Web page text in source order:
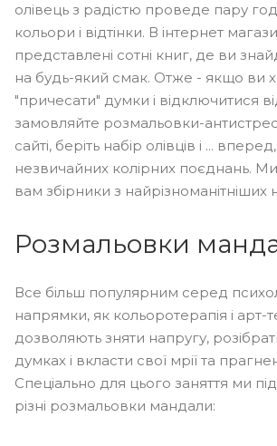
олівець з радістю проведе пару
кольори і відтінки. В інтернет
представлені сотні книг, де ви
на будь-який смак. Отже - якщо ви
"причесати" думки і відключитися
замовляйте розмальовки-
сайті, беріть набір олівців і ...
незвичайних колірних поєднань.
вам збірники з найрізноманітніших
Розмальовки
Все більш популярним серед
напрямки, як кольоротерапія і арт-
дозволяють зняти напругу,
думках і вкласти свої мрії та
Спеціально для цього заняття ми
різні розмальовки мандали: